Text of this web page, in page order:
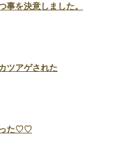
事を決意しました。
ツアゲされた
った♡♡